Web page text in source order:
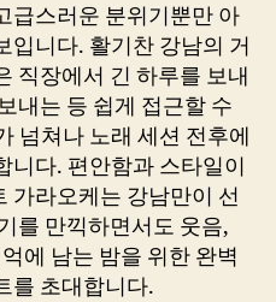
급스러운 분위기뿐만 아
입니다. 활기찬 강남의 거
직장에서 긴 하루를 보내
내는 등 쉽게 접근할 수
넘쳐나 노래 세션 전후에
니다. 편안함과 스타일이
가라오케는 강남만이 선
를 만끽하면서도 웃음,
에 남는 밤을 위한 완벽
를 초대합니다.